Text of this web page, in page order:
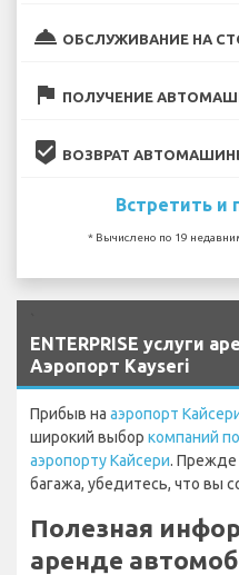
room_service ОБСЛУЖИВАНИЕ НА
flag ПОЛУЧЕНИЕ
beenhere ВОЗВРАТ
Встретить и
* Вычислено по 19
ENTERPRISE услуги
Аэропорт Kayseri
Прибыв на аэропорт
широкий выбор компаний
аэропорту Кайсери. Прежде
багажа, убедитесь, что вы
Полезная
аренде